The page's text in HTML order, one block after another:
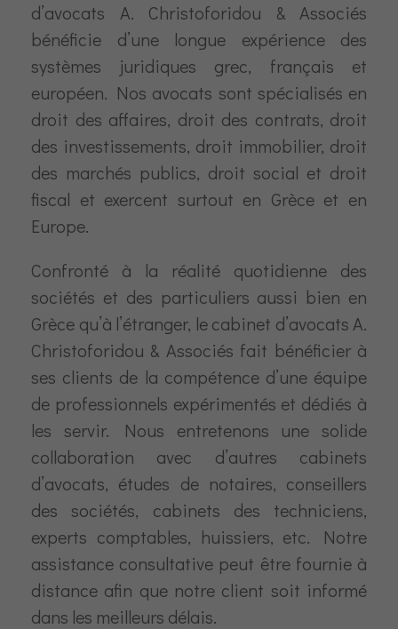
d’avocats A. Christoforidou & Associés
bénéficie d’une longue expérience des
systèmes juridiques grec, français et
européen. Nos avocats sont spécialisés en
droit des affaires, droit des contrats, droit
des investissements, droit immobilier, droit
des marchés publics, droit social et droit
fiscal et exercent surtout en Grèce et en
Europe.
Confronté à la réalité quotidienne des
sociétés et des particuliers aussi bien en
Grèce qu’à l’étranger, le cabinet d’avocats A.
Christoforidou & Associés fait bénéficier à
ses clients de la compétence d’une équipe
de professionnels expérimentés et dédiés à
les servir. Nous entretenons une solide
collaboration avec d’autres cabinets
d’avocats, études de notaires, conseillers
des sociétés, cabinets des techniciens,
experts comptables, huissiers, etc. Notre
assistance consultative peut être fournie à
distance afin que notre client soit informé
dans les meilleurs délais.